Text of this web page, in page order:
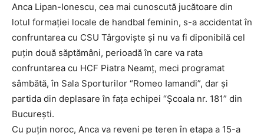
Anca Lipan-Ionescu, cea mai cunoscută jucătoare din
lotul formaţiei locale de handbal feminin, s-a accidentat în
confruntarea cu CSU Târgovişte şi nu va fi diponibilă cel
puţin două săptămâni, perioadă în care va rata
confruntarea cu HCF Piatra Neamţ, meci programat
sâmbătă, în Sala Sporturilor “Romeo Iamandi”, dar şi
partida din deplasare în faţa echipei “Şcoala nr. 181” din
Bucureşti.
Cu puţin noroc, Anca va reveni pe teren în etapa a 15-a